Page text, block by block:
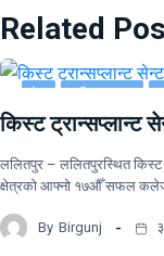
Related
किस्ट ट्रान्सप्लान्ट
ललितपुर – ललितपुरस्थित किस्ट
क्षेत्रको आफ्नो १७औँ सफल
By Birgunj